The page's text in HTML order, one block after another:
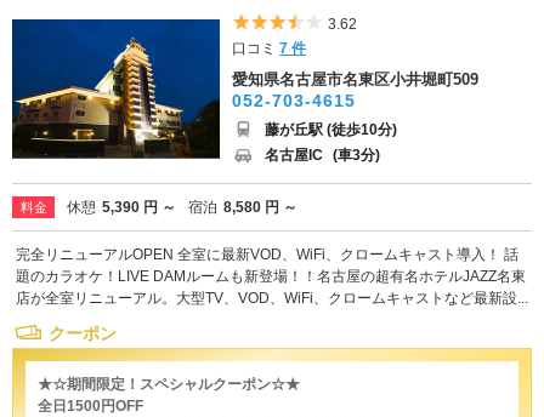
5つ星のうち3.5
3.62
口コミ7 件
愛知県名古屋市名東区小井堀町509
052-703-4615
藤が丘駅 (徒歩10分)
名古屋IC (車3分)
料金 休憩 5,390 円 ～ 宿泊 8,580 円 ～
完全リニューアルOPEN 全室に最新VOD、WiFi、クロームキャスト導入！ 話
題のカラオケ！LIVE DAMルームも新登場！！名古屋の超有名ホテルJAZZ名東
店が全室リニューアル。大型TV、VOD、WiFi、クロームキャストなど最新設...
クーポン
★☆期間限定！スペシャルクーポン☆★
全日1500円OFF